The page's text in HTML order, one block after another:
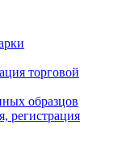
торговой
образцов
регистрация